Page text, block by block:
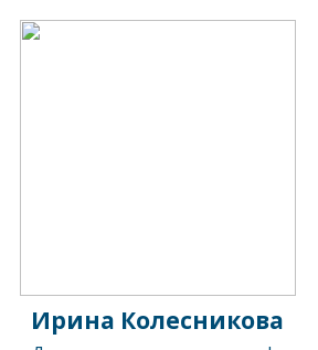
Ирина Колесникова